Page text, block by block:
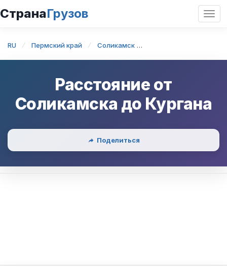
СтранаГрузов
RU Пермский край Соликамск
Расстояние от
Соликамска до Кургана
Поделиться